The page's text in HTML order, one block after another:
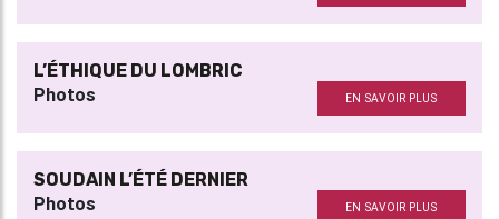
L’ÉTHIQUE DU LOMBRIC
Photos EN SAVOIR PLUS
SOUDAIN L’ÉTÉ DERNIER
Photos EN SAVOIR PLUS